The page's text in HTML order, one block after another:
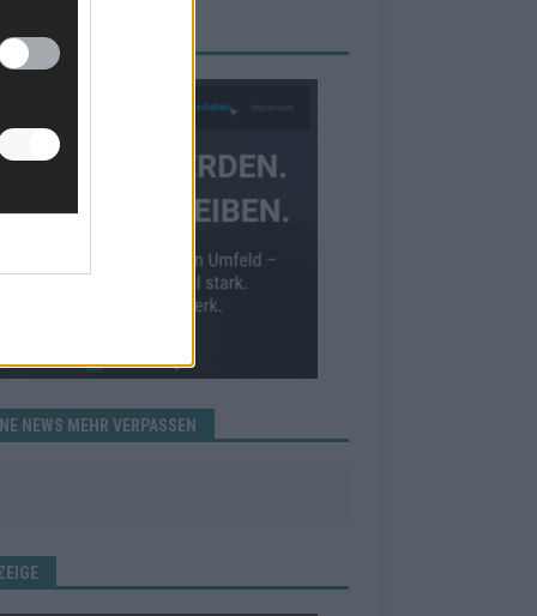
BEI UNS!
NEWS MEHR VERPASSEN